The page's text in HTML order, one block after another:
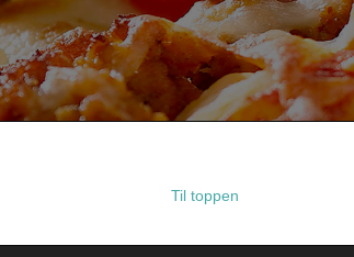
Til toppen